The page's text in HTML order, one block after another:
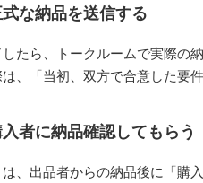
式な納品を送信する
たら、トークルームで実際の
、「当初、双方で合意した要
者に納品確認してもらう
、出品者からの納品後に「購